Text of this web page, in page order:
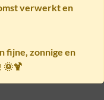
verwerkt en
fijne, zonnige en
🌞🍹